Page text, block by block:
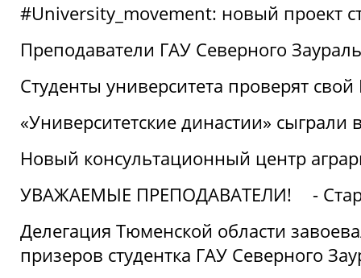
#University_movement: новый проект
Преподаватели ГАУ Северного
Студенты университета проверят свой
«Университетские династии»
Новый консультационный центр
УВАЖАЕМЫЕ ПРЕПОДАВАТЕЛИ!
-
Делегация Тюменской области
призеров студентка ГАУ Северного